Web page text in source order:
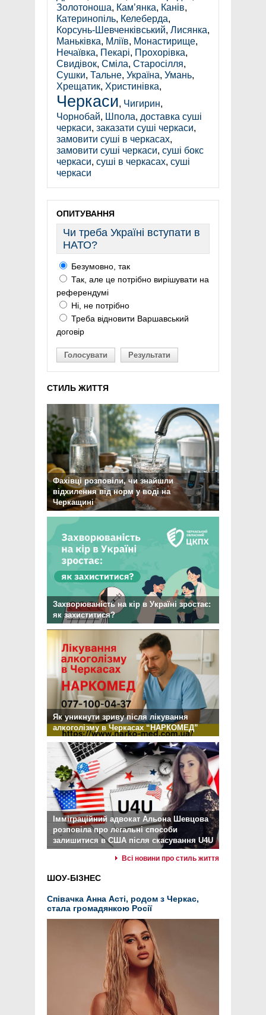
Золотоноша, Кам’янка, Канів,
Катеринопіль, Келеберда,
Корсунь-Шевченківський, Лисянка,
Маньківка, Мліїв, Монастирище,
Нечаївка, Пекарі, Прохорівка,
Свидівок, Сміла, Старосілля,
Сушки, Тальне, Україна, Умань,
Хрещатик, Христинівка,
Черкаси, Чигирин,
Чорнобай, Шпола, доставка суші
черкаси, заказати суші черкаси,
замовити суші в черкасах,
замовити суші черкаси, суші бокс
черкаси, суші в черкасах, суші
черкаси
ОПИТУВАННЯ
Чи треба Україні вступати в
НАТО?
Безумовно, так
Так, але це потрібно вирішувати на
референдумі
Ні, не потрібно
Треба відновити Варшавський
договір
Голосувати Результати
СТИЛЬ ЖИТТЯ
Фахівці розповіли, чи знайшли
відхилення від норм у воді на
Черкащині
Захворюваність на кір в Україні зростає:
як захиститися?
Як уникнути зриву після лікування
алкоголізму в Черкасах “НАРКОМЕД”
Імміграційний адвокат Альона Шевцова
розповіла про легальні способи
залишитися в США після скасування U4U
Всі новини про стиль життя
ШОУ-БІЗНЕС
Співачка Анна Асті, родом з Черкас,
стала громадянкою Росії